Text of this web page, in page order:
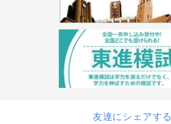
友達にシェアする